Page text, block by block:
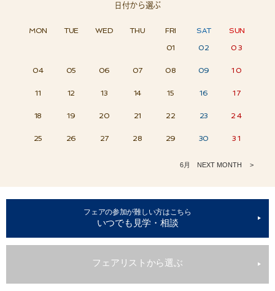
日付から選ぶ
MON TUE WED THU FRI SAT
SUN
01
02 03
04 05 06 07 08 09 10
11 12 13 14 15 16 17
18 19 20 21 22 23 24
25 26 27 28 29 30 31
6月 NEXT MONTH
MON TUE WED THU FRI SAT
SUN
05 06 07
08 09 10 11 12 13 14
15 16 17 18 19 20 21
22 23 24 25 26 27 28
29 30
MON TUE WED THU FRI SAT
SUN
03 04 05
06 07 08 09 10 11 12
13 14 15 16 17 18 19
20 21 22 23 24 25 26
27 28 29 30 31
フェアの参加が難しい方はこちら
いつでも見学・相談
フェアリストから選ぶ